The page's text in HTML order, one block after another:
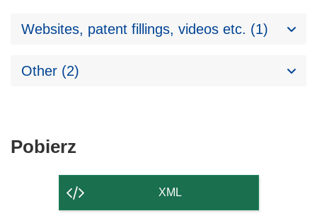
Websites, patent fillings, videos etc. (1)
Other (2)
Pobierz
strony
XML